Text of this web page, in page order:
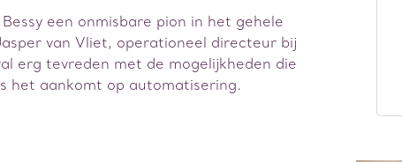
Bessy een onmisbare pion in het gehele
van Vliet, operationeel directeur bij
erg tevreden met de mogelijkheden die
het aankomt op automatisering.